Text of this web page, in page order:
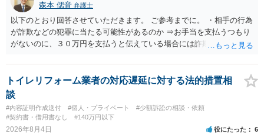
森本 偲音 弁護士
以下のとおり回答させていただきます。 ご参考までに。 ・相手の行為
が詐欺などの犯罪に当たる可能性があるのか ⇒お手当を支払うつもり
がないのに、３０万円を支払うと伝えている場合には詐欺罪に該当す
段が取れるのか ⇒契約に基づく履行請求として３０万円を請求するこ
とが考えられますが、 パパ活の契約は、売春防止法に抵触する契約
であるため、公序良俗に反する契約として 民法上無効（民法９０
条）となるため、相手方に請求できない可能性が高いです。 ・相手の
氏名や住所が分からない状態でも対応可能なのか ⇒訴訟等の裁判上の
手続を利用する場合には、原則として相手方の住所・氏名を把握して
トイレリフォーム業者の対応遅延に対する法的措置相
談
#内容証明作成送付 #個人・プライベート
#少額訴訟の相談・依頼
#契約書・借用書なし
#140万円以下
2026年8月4日 役にたった 6